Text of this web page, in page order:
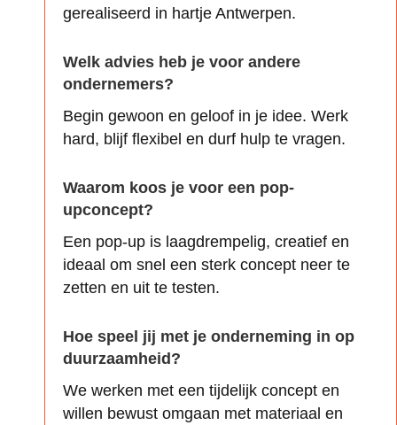
gerealiseerd in hartje Antwerpen.
Welk advies heb je voor andere
ondernemers?
Begin gewoon en geloof in je idee. Werk
hard, blijf flexibel en durf hulp te vragen.
Waarom koos je voor een pop-
upconcept?
Een pop-up is laagdrempelig, creatief en
ideaal om snel een sterk concept neer te
zetten en uit te testen.
Hoe speel jij met je onderneming in op
duurzaamheid?
We werken met een tijdelijk concept en
willen bewust omgaan met materiaal en